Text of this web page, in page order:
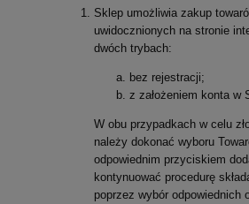
Sklep umożliwia zakup
uwidocznionych na stronie
dwóch trybach:
bez rejestracji;
z założeniem konta w
W obu przypadkach w celu
należy dokonać wyboru
odpowiednim przyciskiem
kontynuować procedurę
poprzez wybór odpowiednich